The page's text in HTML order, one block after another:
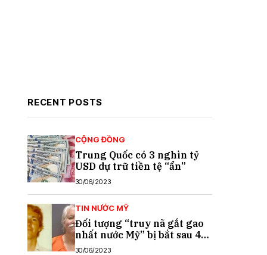
RECENT POSTS
CỘNG ĐỒNG
Trung Quốc có 3 nghìn tỷ
USD dự trữ tiền tệ “ẩn”
30/06/2023
TIN NƯỚC MỸ
Đối tượng “truy nã gắt gao
nhất nước Mỹ” bị bắt sau 40
năm trốn chạy
30/06/2023